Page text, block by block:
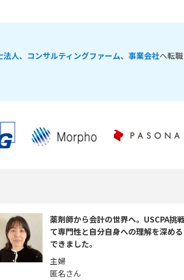
人、コンサルティングファーム、事業会社へ転
薬剤師から会計の世界へ。USCPA挑
て専門性と自分自身への理解を深め
できました。
主婦
匿名さん